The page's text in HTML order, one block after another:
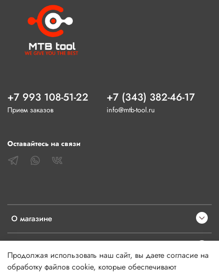
О магазине
+7 993 108-51-22
Прием заказов
+7 (343) 382-46-17
info@mtb-tool.ru
Оставайтесь на связи
Продолжая использовать наш сайт, вы даете согласие на
обработку файлов cookie, которые обеспечивают